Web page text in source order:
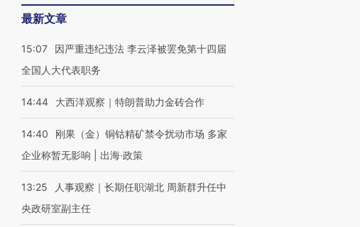
最新文章
15:07
因严重违纪违法 李云泽被罢免第十四届
全国人大代表职务
14:44 大西洋观察｜特朗普助力金砖合作
14:40
刚果（金）铜钴精矿禁令扰动市场 多家
企业称暂无影响 | 出海·政策
13:25
人事观察｜长期任职湖北 周新群升任中
央政研室副主任